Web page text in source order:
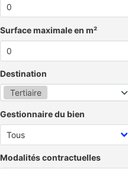
Surface maximale en m²
Destination
Tertiaire
Gestionnaire du bien
Modalités contractuelles